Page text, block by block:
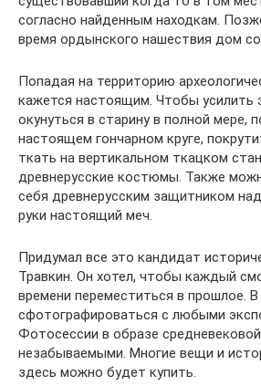
согласно найденным находкам.
время ордынского нашествия дом
Попадая на территорию
кажется настоящим. Чтобы усилить
окунуться в старину в полной мере,
настоящем гончарном круге,
ткать на вертикальном ткацком
древнерусские костюмы. Также
себя древнерусским защитником
руки настоящий меч.
Придумал все это кандидат
Травкин. Он хотел, чтобы каждый
времени переместиться в прошлое.
сфотографироваться с любыми
Фотосессии в образе
незабываемыми. Многие вещи и
здесь можно будет купить.